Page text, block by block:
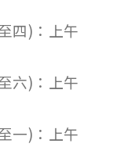
四)：上午
六)：上午
一)：上午